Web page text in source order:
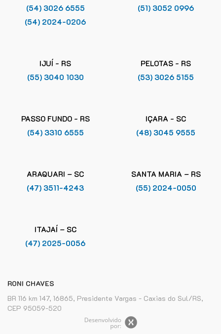
(54) 3026 6555
(54) 2024-0206
(51) 3052 0996
IJUÍ - RS
(55) 3040 1030
PELOTAS - RS
(53) 3026 5155
PASSO FUNDO - RS
(54) 3310 6555
IÇARA - SC
(48) 3045 9555
ARAQUARI – SC
(47) 3511-4243
SANTA MARIA – RS
(55) 2024-0050
ITAJAÍ – SC
(47) 2025-0056
RONI CHAVES
BR 116 km 147, 16865, Presidente Vargas - Caxias do Sul/RS,
CEP 95059-520